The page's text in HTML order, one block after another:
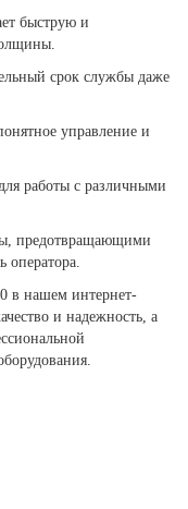
быструю и
срок службы даже
управление и
работы с различными
предотвращающими
оператора.
в нашем интернет-
и надежность, а